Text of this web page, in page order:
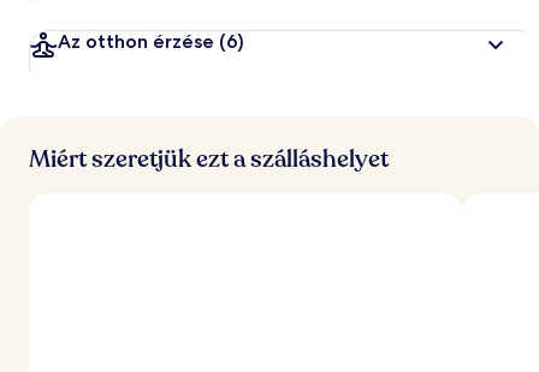
Az otthon érzése (6)
Miért szeretjük ezt a szálláshelyet